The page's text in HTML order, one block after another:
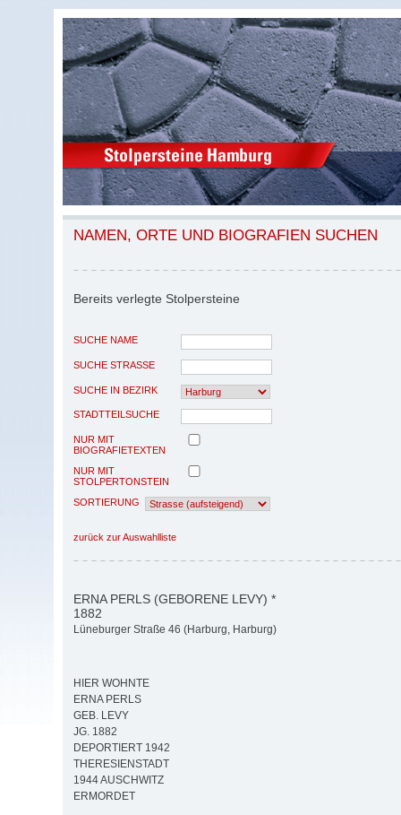
NAMEN, ORTE UND BIOGRAFIEN SUCHEN
Bereits verlegte Stolpersteine
SUCHE NAME
SUCHE STRASSE
SUCHE IN BEZIRK
STADTTEILSUCHE
NUR MIT
BIOGRAFIETEXTEN
NUR MIT
STOLPERTONSTEIN
SORTIERUNG
zurück zur Auswahlliste
ERNA PERLS (GEBORENE LEVY) *
1882
Lüneburger Straße 46 (Harburg, Harburg)
HIER WOHNTE
ERNA PERLS
GEB. LEVY
JG. 1882
DEPORTIERT 1942
THERESIENSTADT
1944 AUSCHWITZ
ERMORDET